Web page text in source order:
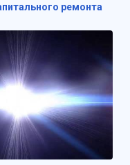
ремонта